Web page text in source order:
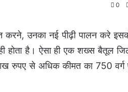
0
उनका नई पीढ़ी पालन करे
होता है। ऐसा ही एक शख्स बैतूल
रुपए से अधिक कीमत का 750 वर्ग